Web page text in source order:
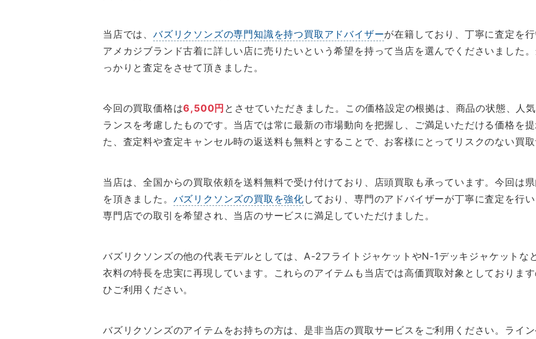
当店では、 バズリクソンズの専門知識を持つ買取アドバイザーが在籍しており、丁寧に査定を
アメカジブランド古着に詳しい店に売りたいという希望を持って当店を選んでくださいました
っかりと査定をさせて頂きました。
今回の買取価格は6,500円 とさせていただきました。この価格設定の根拠は、商品の状態、人
ランスを考慮したものです。当店では常に最新の市場動向を把握し、ご満足いただける価格を
た、査定料や査定キャンセル時の返送料も無料とすることで、お客様にとってリスクのない買
当店は、全国からの買取依頼を送料無料で受け付けており、店頭買取も承っています。今回は
を頂きました。 バズリクソンズの買取を強化 しており、専門のアドバイザーが丁寧に査定を行
専門店での取引を希望され、当店のサービスに満足していただけました。
バズリクソンズの他の代表モデルとしては、A-2フライトジャケットやN-1デッキジャケットな
衣料の特長を忠実に再現しています。これらのアイテムも当店では高価買取対象としておりま
ひご利用ください。
バズリクソンズのアイテムをお持ちの方は、是非当店の買取サービスをご利用ください。ライ